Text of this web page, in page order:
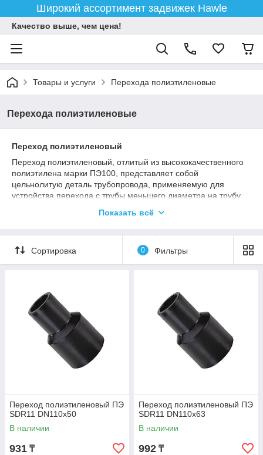
Широкий ассортимент задвижек Hawle
Качество выше, чем цена!
Товары и услуги Перехода полиэтиленовые
Перехода полиэтиленовые
Переход полиэтиленовый
Переход полиэтиленовый, отлитый из высококачественного
полиэтилена марки ПЭ100, представляет собой
цельнолитую деталь трубопровода, применяемую для
устройства перехода с трубы меньшего диаметра на трубу
универсальной и может применяться со всеми видами и
марками водопроводных и газовых полиэтиленовых труб.
Переход может привариваться к трубе сваркой встык или при
помощи электросварных муфт, из-за чего форма
муфтами.
Переходы ПНД имеют очень широкую номенклатурную
линейку, различающуюся большим выбором разнообразных
размеров и диаметров. Все переходы
полиэтиленовые гарантированно обеспечивают
бесперебойную работу узла в течении всего срока службы
(SDR11).
Показать всё
Сортировка 0 Фильтры
Переход полиэтиленовый ПЭ
SDR11 DN110х50
В наличии
931 ₸
Переход полиэтиленовый ПЭ
SDR11 DN110х63
В наличии
992 ₸